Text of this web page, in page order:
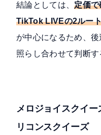
結論としては、定価で
TikTok LIVEの2ルー
が中心になるため、
照らし合わせて判断す
メロジョイスクイ
リコンスクイーズ